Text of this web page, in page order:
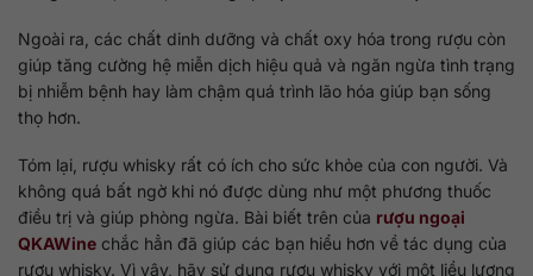
Ngoài ra, các chất dinh dưỡng và chất oxy hóa trong rượu còn
giúp tăng cường hệ miễn dịch hiệu quả và ngăn ngừa tình trạng
bị nhiễm bệnh hay làm chậm quá trình lão hóa giúp bạn sống
thọ hơn.
Tóm lại, rượu whisky rất có ích cho sức khỏe của con người. Và
không quá bất ngờ khi nó được dùng như một phương thuốc
điều trị và giúp phòng ngừa. Bài biết trên của rượu ngoại
QKAWine chắc hẳn đã giúp các bạn hiểu hơn về tác dụng của
rượu whisky. Vì vậy, hãy sử dụng rượu whisky với một liều lượng